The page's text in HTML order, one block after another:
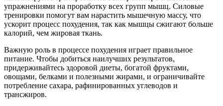
упражнениями на проработку всех групп мышц. Силовые
тренировки помогут вам нарастить мышечную массу, что
ускорит процесс похудения, так как мышцы сжигают больше
калорий, чем жировая ткань.
Важную роль в процессе похудения играет правильное
питание. Чтобы добиться наилучших результатов,
придерживайтесь здоровой диеты, богатой фруктами,
овощами, белками и полезными жирами, и ограничивайте
потребление сахара, рафинированных углеводов и
трансжиров.